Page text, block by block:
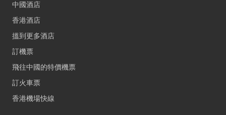
中國酒店
香港酒店
搵到更多酒店
訂機票
飛往中國的特價機票
訂火車票
香港機場快線